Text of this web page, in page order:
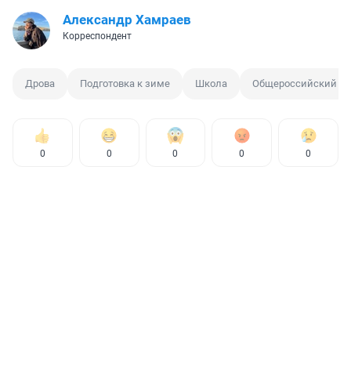
Александр Хамраев
Корреспондент
Дрова Подготовка к зиме Школа Общероссийский
0 0 0 0 0